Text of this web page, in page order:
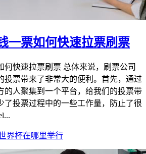
一票如何快速拉票刷票
何快速拉票刷票 总体来说，刷票公司
投票带来了非常大的便利。首先，通过
的人聚集到一个平台，给我们的投票带
了投票过程中的一些工作量，防止了很
界杯在哪里举行